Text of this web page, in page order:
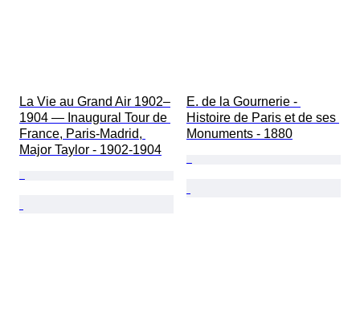
La Vie au Grand Air 1902–
1904 — Inaugural Tour de
France, Paris-Madrid,
Major Taylor - 1902-1904
E. de la Gournerie -
Histoire de Paris et de ses
Monuments - 1880